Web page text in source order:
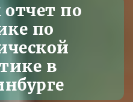
по
по
в